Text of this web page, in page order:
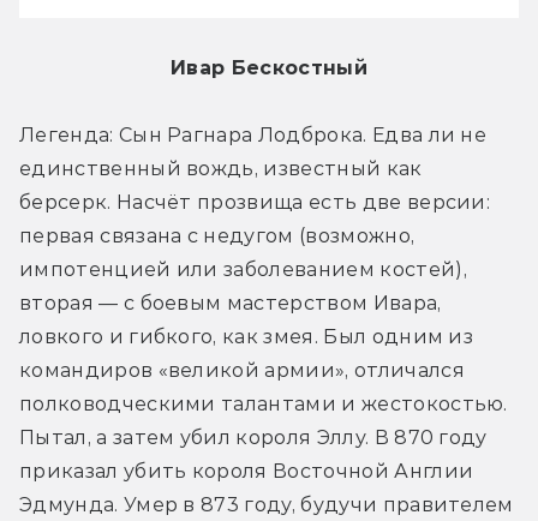
Ивар Бескостный
Легенда: Сын Рагнара Лодброка. Едва ли не
единственный вождь, известный как
берсерк. Насчёт прозвища есть две версии:
первая связана с недугом (возможно,
импотенцией или заболеванием костей),
вторая — с боевым мастерством Ивара,
ловкого и гибкого, как змея. Был одним из
командиров «великой армии», отличался
полководческими талантами и жестокостью.
Пытал, а затем убил короля Эллу. В 870 году
приказал убить короля Восточной Англии
Эдмунда. Умер в 873 году, будучи правителем